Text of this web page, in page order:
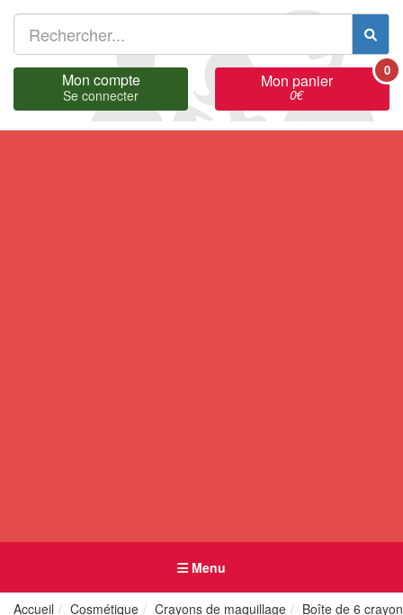
Mon compte
Se connecter
Mon panier
0€
0
Menu
Accueil Cosmétique Crayons de maquillage Boîte de 6